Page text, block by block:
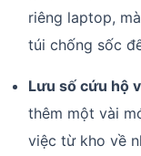
riêng laptop,
túi chống sốc
Lưu số cứu hộ
thêm một vài
việc từ kho về